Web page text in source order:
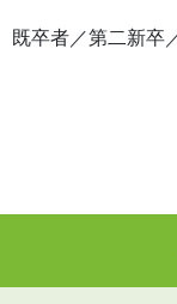
既卒者／第二新卒